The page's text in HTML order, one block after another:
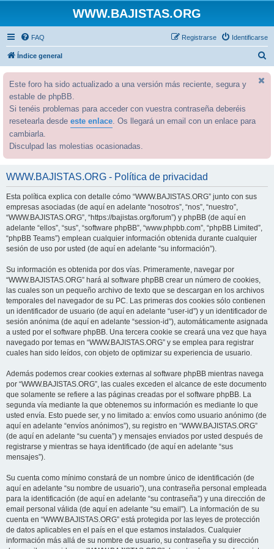
WWW.BAJISTAS.ORG
FAQ Identificarse
Registrarse
Índice general
Este foro ha sido actualizado a una versión más reciente, segura y
estable de phpBB.
Si tenéis problemas para acceder con vuestra contraseña deberéis
resetearla desde este enlace. Os llegará un email con un enlace para
cambiarla.
Disculpad las molestias ocasionadas.
WWW.BAJISTAS.ORG - Política de privacidad
Esta política explica con detalle cómo “WWW.BAJISTAS.ORG” junto con sus
empresas asociadas (de aquí en adelante “nosotros”, “nos”, “nuestro”,
“WWW.BAJISTAS.ORG”, “https://bajistas.org/forum”) y phpBB (de aquí en
adelante “ellos”, “sus”, “software phpBB”, “www.phpbb.com”, “phpBB Limited”,
“phpBB Teams”) emplean cualquier información obtenida durante cualquier
sesión de uso por usted (de aquí en adelante “su información”).
Su información es obtenida por dos vías. Primeramente, navegar por
“WWW.BAJISTAS.ORG” hará al software phpBB crear un número de cookies,
las cuales son un pequeño archivo de texto que se descargan en los archivos
temporales del navegador de su PC. Las primeras dos cookies sólo contienen
un identificador de usuario (de aquí en adelante “user-id”) y un identificador de
sesión anónima (de aquí en adelante “session-id”), automáticamente asignada
a usted por el software phpBB. Una tercera cookie se creará una vez que haya
navegado por temas en “WWW.BAJISTAS.ORG” y se emplea para registrar
cuales han sido leídos, con objeto de optimizar su experiencia de usuario.
Además podemos crear cookies externas al software phpBB mientras navega
por “WWW.BAJISTAS.ORG”, las cuales exceden el alcance de este documento
que solamente se refiere a las páginas creadas por el software phpBB. La
segunda vía mediante la que obtenemos su información es mediante lo que
usted envía. Esto puede ser, y no limitado a: envíos como usuario anónimo (de
aquí en adelante “envíos anónimos”), su registro en “WWW.BAJISTAS.ORG”
(de aquí en adelante “su cuenta”) y mensajes enviados por usted después de
registrarse y mientras se haya identificado (de aquí en adelante “sus
mensajes”).
Su cuenta como mínimo constará de un nombre único de identificación (de
aquí en adelante “su nombre de usuario”), una contraseña personal empleada
para la identificación (de aquí en adelante “su contraseña”) y una dirección de
email personal válida (de aquí en adelante “su email”). La información de su
cuenta en “WWW.BAJISTAS.ORG” está protegida por las leyes de protección
de datos aplicables en el país en el que estamos instalados. Cualquier
información más allá de su nombre de usuario, su contraseña y su dirección